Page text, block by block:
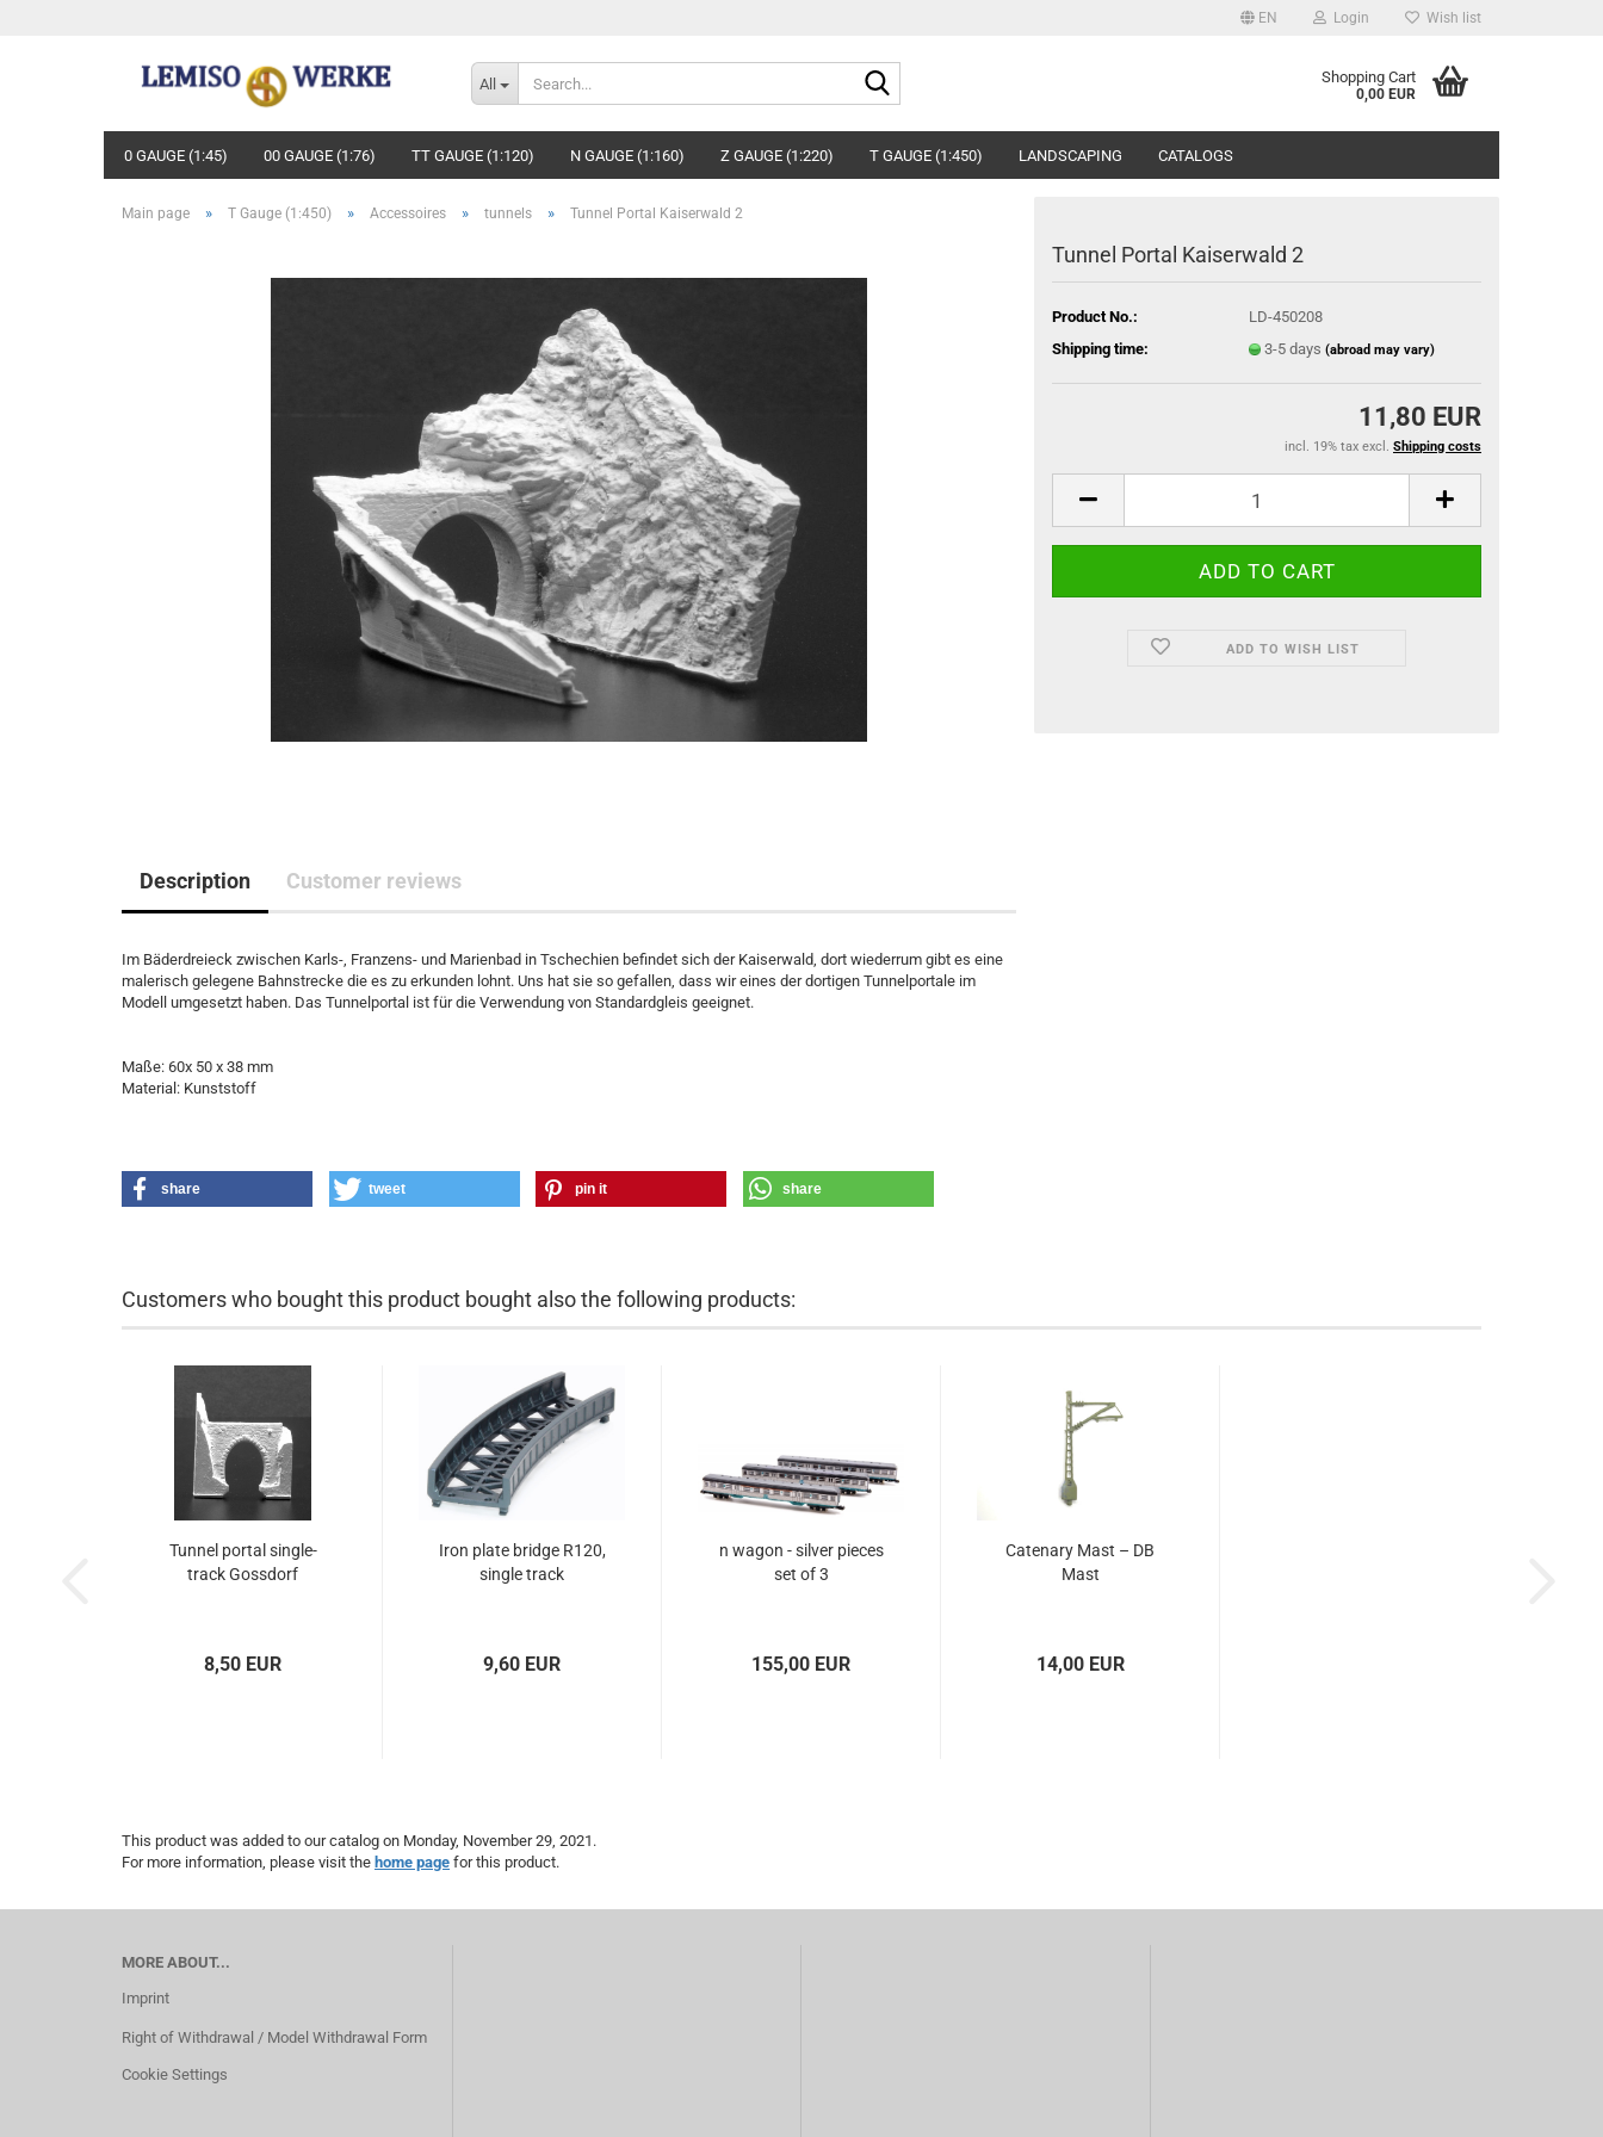
EN Login Wish list
All Shopping Cart
0,00 EUR
0 GAUGE (1:45) 00 GAUGE (1:76) TT GAUGE (1:120) N GAUGE (1:160) Z GAUGE (1:220) T GAUGE (1:450) LANDSCAPING CATALOGS
Main page » T Gauge (1:450) » Accessoires » tunnels » Tunnel Portal Kaiserwald 2
Tunnel Portal Kaiserwald 2
Product No.:
LD-450208
Shipping time:
3-5 days (abroad may vary)
11,80 EUR
incl. 19% tax excl. Shipping costs
ADD TO WISH LIST
Description Customer reviews
Im Bäderdreieck zwischen Karls-, Franzens- und Marienbad in Tschechien befindet sich der Kaiserwald, dort wiederrum gibt es eine
malerisch gelegene Bahnstrecke die es zu erkunden lohnt. Uns hat sie so gefallen, dass wir eines der dortigen Tunnelportale im
Modell umgesetzt haben. Das Tunnelportal ist für die Verwendung von Standardgleis geeignet.
Maße: 60x 50 x 38 mm
Material: Kunststoff
share tweet pin it share
Customers who bought this product bought also the following products:
Tunnel portal single-
track Gossdorf
8,50 EUR
Iron plate bridge R120,
single track
9,60 EUR
n wagon - silver pieces
set of 3
155,00 EUR
Catenary Mast – DB
Mast
14,00 EUR
This product was added to our catalog on Monday, November 29, 2021.
For more information, please visit the home page for this product.
MORE ABOUT...
Imprint
Right of Withdrawal / Model Withdrawal Form
Cookie Settings